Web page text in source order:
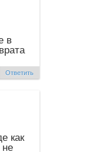
в
Ответить
как